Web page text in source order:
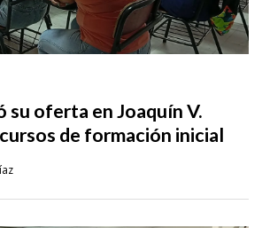
su oferta en Joaquín V.
de formación inicial